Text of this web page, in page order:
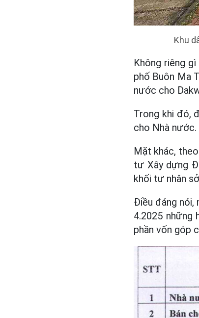
Khu
Không riêng
phố Buôn Ma
nước cho
Trong khi đó,
cho Nhà nước.
Mặt khác,
tư Xây dựng
khối tư nhân
Điều đáng nói,
4.2025 những
phần vốn góp